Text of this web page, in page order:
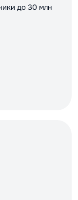
до 30 млн